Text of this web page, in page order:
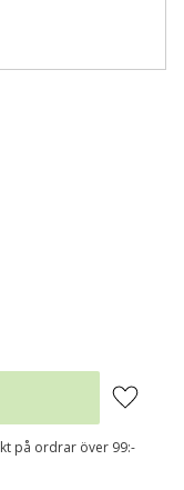
Lägg till
på ordrar över 99:-